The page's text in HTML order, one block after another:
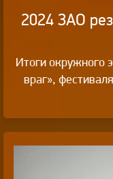
2024 ЗАО
Итоги окружного
враг»,